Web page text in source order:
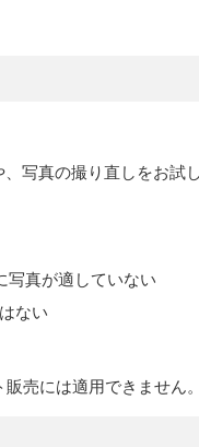
写真の撮り直しをお試
写真が適していない
ない
売には適用できません。